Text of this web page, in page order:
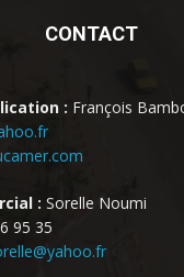
CONTACT
: François
: Sorelle Noumi
95 35